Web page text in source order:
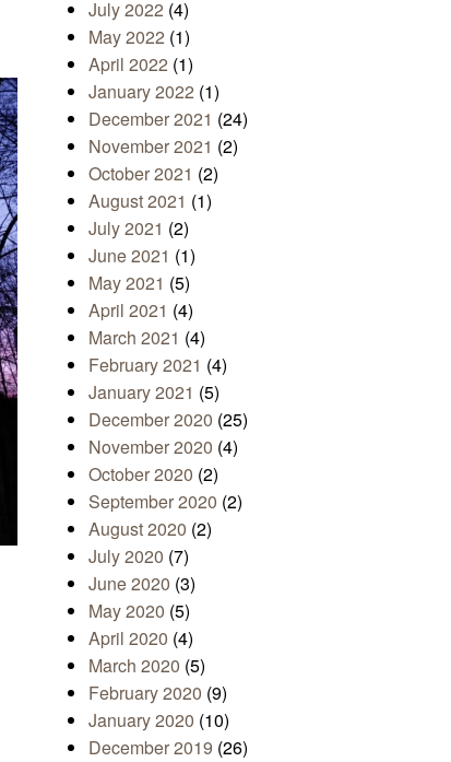
July 2022 (4)
May 2022 (1)
April 2022 (1)
January 2022 (1)
December 2021 (24)
November 2021 (2)
October 2021 (2)
August 2021 (1)
July 2021 (2)
June 2021 (1)
May 2021 (5)
April 2021 (4)
March 2021 (4)
February 2021 (4)
January 2021 (5)
December 2020 (25)
November 2020 (4)
October 2020 (2)
September 2020 (2)
August 2020 (2)
July 2020 (7)
June 2020 (3)
May 2020 (5)
April 2020 (4)
March 2020 (5)
February 2020 (9)
January 2020 (10)
December 2019 (26)